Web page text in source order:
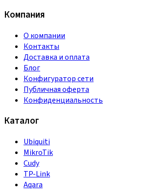
Компания
О компании
Контакты
Доставка и оплата
Блог
Конфигуратор сети
Публичная оферта
Конфиденциальность
Каталог
Ubiquiti
MikroTik
Cudy
TP-Link
Aqara